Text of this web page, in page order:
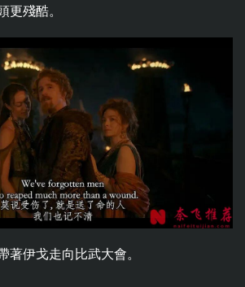
更殘酷。
著伊戈走向比武大會。